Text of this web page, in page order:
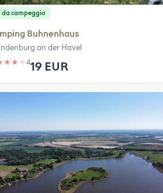
da campeggio
Buhnenhaus
an der Havel
★ ★ ★419 EUR